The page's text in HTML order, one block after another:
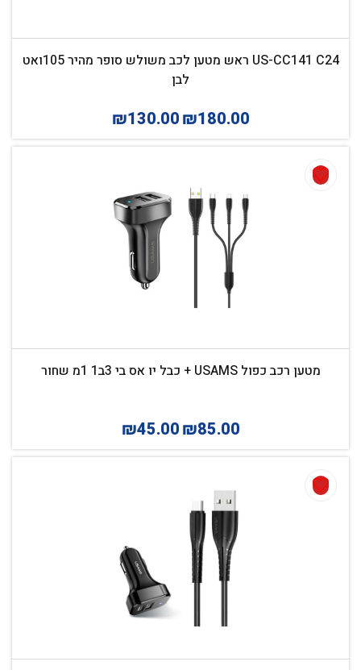
US-CC141 C24 ראש מטען לכב משולש סופר מהיר 105ואט
לבן
₪180.00
₪130.00
מטען רכב כפול USAMS + כבל יו אס בי 3ב1 1מ שחור
₪85.00
₪45.00